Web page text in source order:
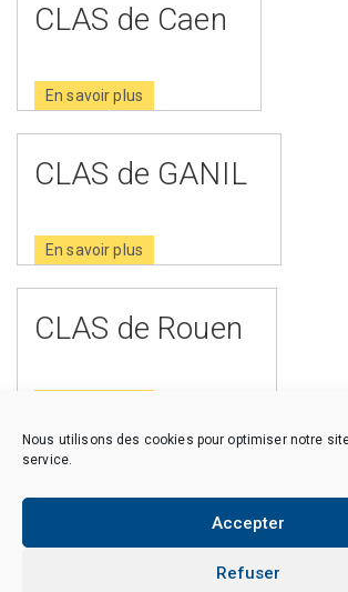
Nous utilisons des cookies pour optimiser notre
service.
Accepter
Refuser
CLAS de Caen
En savoir plus
CLAS de GANIL
En savoir plus
CLAS de Rouen
Copyright © 2026 CAES du CNRS. Tous
Politique de cookies (EU)
Politique de
Mentions Légales et Politique des